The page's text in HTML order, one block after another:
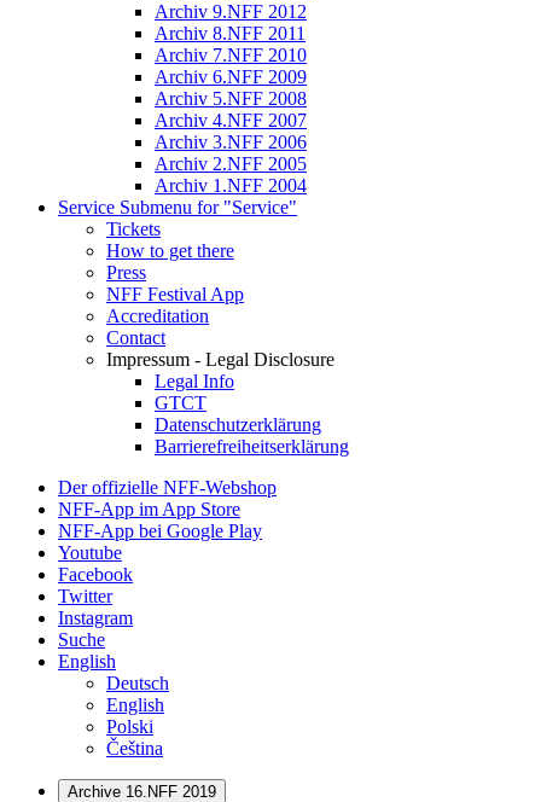
Archiv 9.NFF 2012
Archiv 8.NFF 2011
Archiv 7.NFF 2010
Archiv 6.NFF 2009
Archiv 5.NFF 2008
Archiv 4.NFF 2007
Archiv 3.NFF 2006
Archiv 2.NFF 2005
Archiv 1.NFF 2004
Service Submenu for "Service"
Tickets
How to get there
Press
NFF Festival App
Accreditation
Contact
Impressum - Legal Disclosure
Legal Info
GTCT
Datenschutzerklärung
Barrierefreiheitserklärung
Der offizielle NFF-Webshop
NFF-App im App Store
NFF-App bei Google Play
Youtube
Facebook
Twitter
Instagram
Suche
English
Deutsch
English
Polski
Čeština
Archive 16.NFF 2019